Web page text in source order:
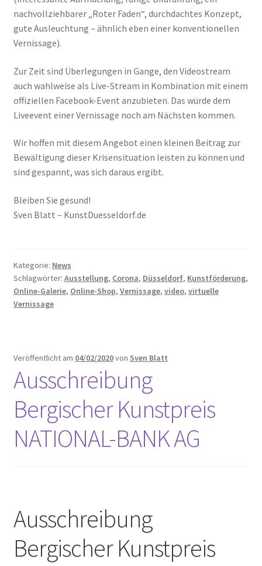
nachvollziehbarer „Roter Faden“, durchdachtes Konzept,
gute Ausleuchtung – ähnlich eben einer konventionellen
Vernissage).
Zur Zeit sind Überlegungen in Gange, den Videostream
auch wahlweise als Live-Stream in Kombination mit einem
offiziellen Facebook-Event anzubieten. Das würde dem
Liveevent einer Vernissage noch am Nächsten kommen.
Wir hoffen mit diesem Angebot einen kleinen Beitrag zur
Bewältigung dieser Krisensituation leisten zu können und
sind gespannt, was sich daraus ergibt.
Bleiben Sie gesund!
Sven Blatt – KunstDuesseldorf.de
Kategorie: News
Schlagwörter: Ausstellung, Corona, Düsseldorf, Kunstförderung,
Online-Galerie, Online-Shop, Vernissage, video, virtuelle
Vernissage
Veröffentlicht am 04/02/2020von Sven Blatt
Ausschreibung
Bergischer Kunstpreis
NATIONAL-BANK AG
Ausschreibung
Bergischer Kunstpreis